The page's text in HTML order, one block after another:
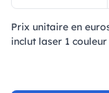
Prix ​​unitaire en
inclut laser 1 couleur